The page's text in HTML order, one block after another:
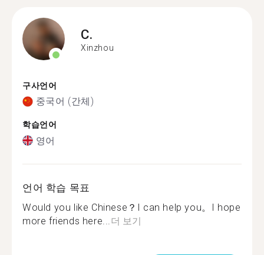
C.
Xinzhou
구사언어
중국어 (간체)
학습언어
영어
언어 학습 목표
Would you like Chinese？I can help you。I hope
more friends here... 더 보기